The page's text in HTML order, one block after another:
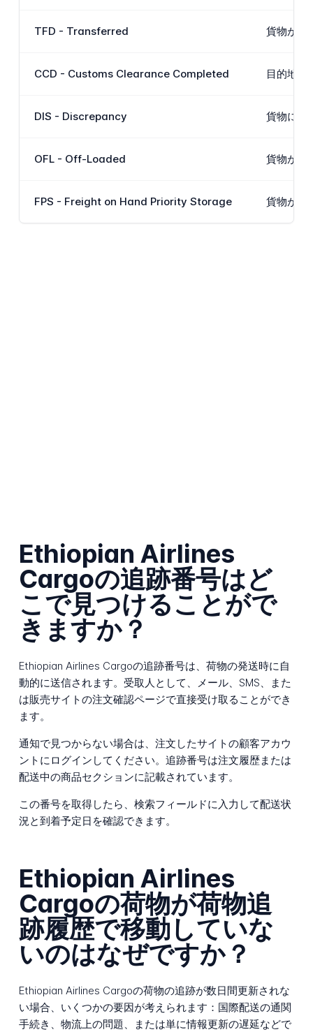
TFD - Transferred 貨物が最
CCD - Customs Clearance Completed 目的地で
DIS - Discrepancy 貨物に対
OFL - Off-Loaded 貨物が出
FPS - Freight on Hand Priority Storage 貨物が標
Ethiopian Airlines
Cargoの追跡番号はど
こで見つけることがで
きますか？
Ethiopian Airlines Cargoの追跡番号は、荷物の発送時に自
動的に送信されます。受取人として、メール、SMS、また
は販売サイトの注文確認ページで直接受け取ることができ
ます。
通知で見つからない場合は、注文したサイトの顧客アカウ
ントにログインしてください。追跡番号は注文履歴または
配送中の商品セクションに記載されています。
この番号を取得したら、検索フィールドに入力して配送状
況と到着予定日を確認できます。
Ethiopian Airlines
Cargoの荷物が荷物追
跡履歴で移動していな
いのはなぜですか？
Ethiopian Airlines Cargoの荷物の追跡が数日間更新されな
い場合、いくつかの要因が考えられます：国際配送の通関
手続き、物流上の問題、または単に情報更新の遅延などで